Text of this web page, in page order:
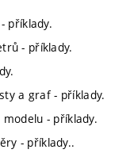
příklady.
- příklady.
a graf - příklady.
- příklady.
- příklady..